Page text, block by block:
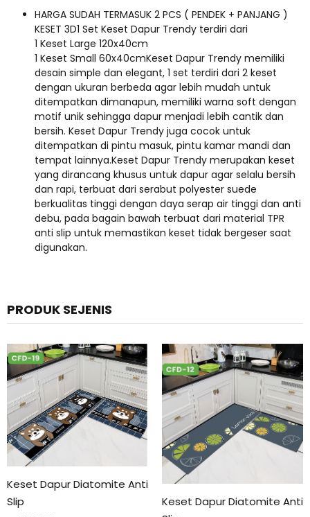
HARGA SUDAH TERMASUK 2 PCS ( PENDEK + PANJANG )
KESET 3D1 Set Keset Dapur Trendy terdiri dari
1 Keset Large 120x40cm
1 Keset Small 60x40cmKeset Dapur Trendy memiliki
desain simple dan elegant, 1 set terdiri dari 2 keset
dengan ukuran berbeda agar lebih mudah untuk
ditempatkan dimanapun, memiliki warna soft dengan
motif unik sehingga dapur menjadi lebih cantik dan
bersih. Keset Dapur Trendy juga cocok untuk
ditempatkan di pintu masuk, pintu kamar mandi dan
tempat lainnya.Keset Dapur Trendy merupakan keset
yang dirancang khusus untuk dapur agar selalu bersih
dan rapi, terbuat dari serabut polyester suede
berkualitas tinggi dengan daya serap air tinggi dan anti
debu, pada bagain bawah terbuat dari material TPR
anti slip untuk memastikan keset tidak bergeser saat
digunakan.
PRODUK SEJENIS
Keset Dapur Diatomite Anti
Slip
Keset Dapur Diatomite Anti